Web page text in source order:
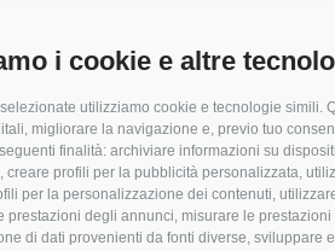
i cookie e altre
selezionate utilizziamo cookie e tecnologie simili.
migliorare la navigazione e, previo tuo
finalità: archiviare informazioni su
profili per la pubblicità personalizzata,
per la personalizzazione dei contenuti,
prestazioni degli annunci, misurare le
di dati provenienti da fonti diverse, sviluppare